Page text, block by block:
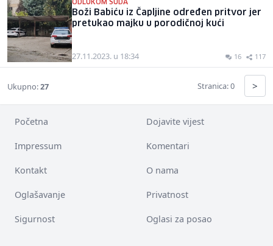
ODLUKOM SUDA
Boži Babiću iz Čapljine određen pritvor jer
pretukao majku u porodičnoj kući
27.11.2023. u 18:34 16 117
Ukupno:27 Stranica: 0 >
Početna Dojavite vijest
Impressum Komentari
Kontakt O nama
Oglašavanje Privatnost
Sigurnost Oglasi za posao